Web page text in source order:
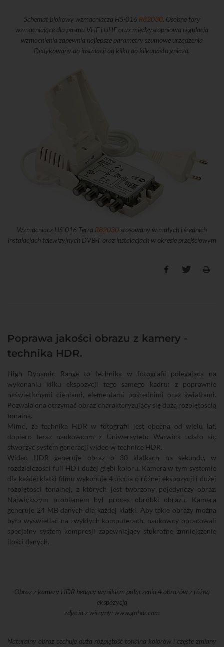
Schemat blokowy wzmacniacza HS-016 R82030. Osobne tory
wzmacniające dla pasma VHF i UHF oraz międzystopniowa regulacja
wzmocnienia zapewnia najlepsze parametry szumowe urządzenia
Dedykowany do instalacji od kilku do kilkunastu gniazd.
Wzmacniacz HS-016 Terra R82030 stosowany w małych i średnich
instalacjach telewizyjnych DVB-T oraz instalacjach w okresie przejściowym
Poprawa jakości obrazu z kamery -
technika HDR.
High Dynamic Range to technika w fotografii polegająca na
wykonaniu kilku ekspozycji tego samego kadru: z poprawnie
naświetlonymi cieniami, elementami pośrednimi oraz światłami.
Pozwala ona otrzymać obraz charakteryzujący się dużą rozpiętością
tonalną.
Mimo, że technika HDR w fotografii jest obecna od wielu lat,
dopiero teraz naukowcom z Uniwersytetu Warwick udało się
stworzyć system generacji wideo w technice HDR.
Wideo HDR generuje obraz o 30 klatkach na sekundę, w
rozdzielczości full HD i dużej głębi koloru. Kamera w tym systemie
dla każdej klatki filmu wykonuje 4 ujęcia o różnej ekspozycji i dużej
rozpiętości tonalnej, z których jest tworzony pojedynczy obraz.
Największym problemem był proces obróbki obrazu. Kamera
generuje 24 MB danych dla każdej klatki. Aby takie obrazy można
było wyświetlać na zwykłych komputerach, naukowcy opracowali
specjalny system kompresji zapewniający stukrotne zmniejszenie
ilości danych.
Obraz z kamery HDR będący wynikiem połączenia 4 obrazów z różną
ekspozycją
zdjęcia z witryny: www.gohdr.com
Naturalny obraz cechuje duża rozpiętość tonalna kolorów i częste zmiany